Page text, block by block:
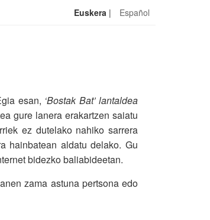
Euskera | Español
esan, ‘Bostak Bat’ lantaldea
gure lanera erakartzen saiatu
ez dutelako nahiko sarrera
hainbatean aldatu delako. Gu
bidezko baliabideetan.
zama astuna pertsona edo